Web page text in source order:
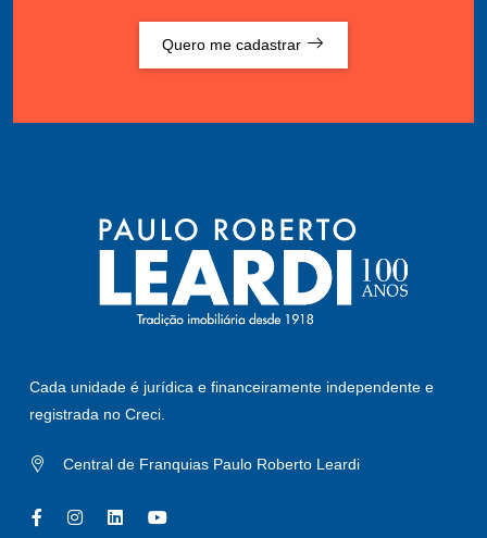
Quero me cadastrar
Cada unidade é jurídica e financeiramente independente e
registrada no Creci.
Central de Franquias Paulo Roberto Leardi